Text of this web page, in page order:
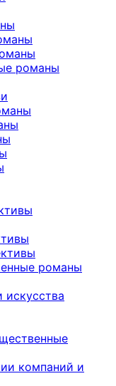
романы
романы
искусства
компаний и